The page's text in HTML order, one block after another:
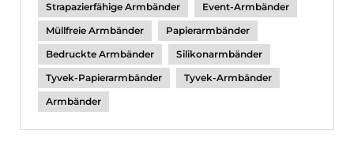
Strapazierfähige Armbänder
Event-Armbänder
Müllfreie Armbänder
Papierarmbänder
Bedruckte Armbänder
Silikonarmbänder
Tyvek-Papierarmbänder
Tyvek-Armbänder
Armbänder